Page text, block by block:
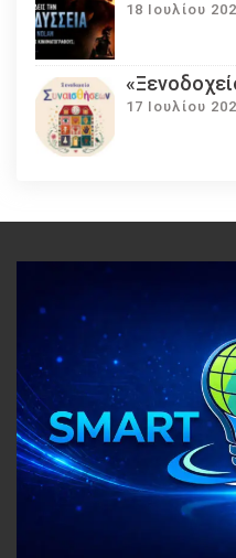
18 Ιουλίου
17 Ιουλίου